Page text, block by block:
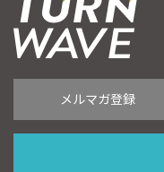
メルマガ登録